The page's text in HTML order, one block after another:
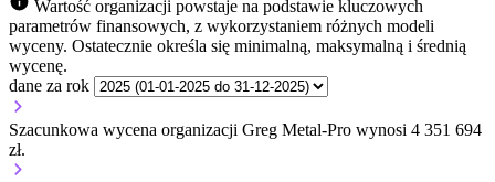
Wartość organizacji powstaje na podstawie kluczowych
parametrów finansowych, z wykorzystaniem różnych modeli
wyceny. Ostatecznie określa się minimalną, maksymalną i średnią
wycenę.
dane za rok
Szacunkowa wycena organizacji Greg Metal-Pro wynosi 4 351 694
zł.